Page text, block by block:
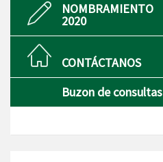
NOMBRAMIENTO
2020
CONTÁCTANOS
Buzon de consultas